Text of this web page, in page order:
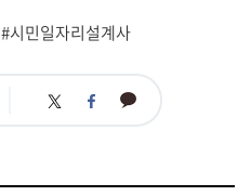
#시민일자리설계사
트 페 카